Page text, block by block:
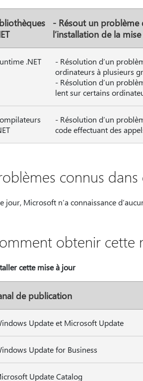
- Résout un problème
l’installation de la
.NET
- Résolution d’un
ordinateurs à plusieurs
- Résolution d’un
lent sur certains
- Résolution d’un
code effectuant des
connus
jour, Microsoft n’a connaissance
obtenir cette
cette mise à jour
de publication
Update et Microsoft Update
Update for Business
Update Catalog